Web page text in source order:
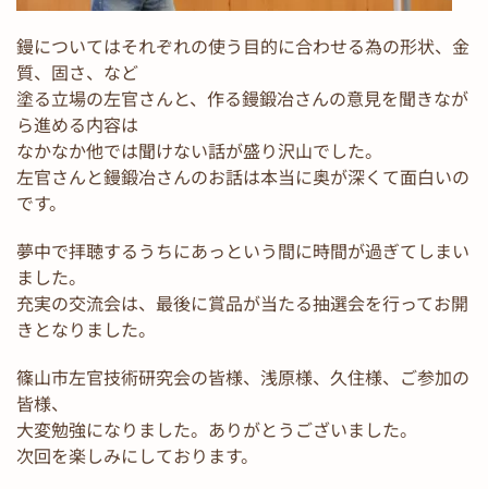
鏝についてはそれぞれの使う目的に合わせる為の形状、金
質、固さ、など
塗る立場の左官さんと、作る鏝鍛冶さんの意見を聞きなが
ら進める内容は
なかなか他では聞けない話が盛り沢山でした。
左官さんと鏝鍛冶さんのお話は本当に奥が深くて面白いの
です。
夢中で拝聴するうちにあっという間に時間が過ぎてしまい
ました。
充実の交流会は、最後に賞品が当たる抽選会を行ってお開
きとなりました。
篠山市左官技術研究会の皆様、浅原様、久住様、ご参加の
皆様、
大変勉強になりました。ありがとうございました。
次回を楽しみにしております。